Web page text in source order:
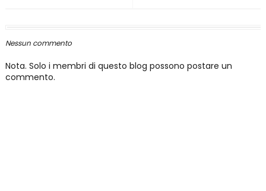
Nessun commento
Nota. Solo i membri di questo blog possono postare un
commento.